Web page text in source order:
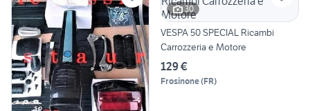
30
VESPA 50 SPECIAL Ricambi
Carrozzeria e Motore
129 €
Frosinone(FR)